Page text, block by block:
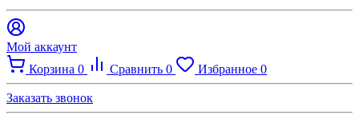
Мой аккаунт
Корзина 0 Сравнить 0 Избранное 0
Заказать звонок